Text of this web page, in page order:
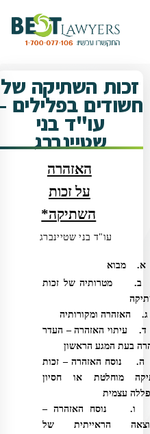
זכות השתיקה של
חשודים בפלילים –
עו"ד בני
שטיינברג
האזהרה
על זכות
השתיקה*
עו"ד בני שטיינברג
מבוא
של זכות
ומקורותיה
עיתוי האזהרה – העדר
בעת המגע הראשון
האזהרה – זכות
מוחלטת או חסיון
עצמית
האזהרה –
הראייתית של